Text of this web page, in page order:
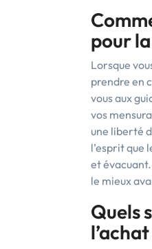
pour
Lorsque
prendre en
vous aux
vos
une liberté
l’esprit que
et
le mieux
Quels